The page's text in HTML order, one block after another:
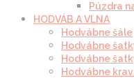
Púzdra
HODVÁB A VLNA
Hodvábne šále
Hodvábne
Hodvábne
Hodvábne